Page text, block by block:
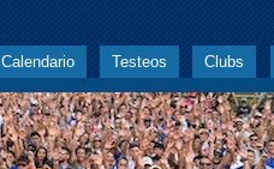
Calendario Testeos Clubs